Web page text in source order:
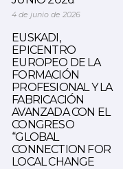
4 de junio de 2026
EUSKADI,
EPICENTRO
EUROPEO DE LA
FORMACIÓN
PROFESIONAL Y LA
FABRICACIÓN
AVANZADA CON EL
CONGRESO
“GLOBAL
CONNECTION FOR
LOCAL CHANGE